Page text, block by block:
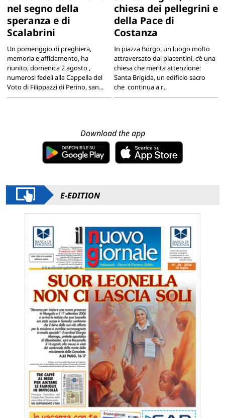
nel segno della
speranza e di
Scalabrini
Un pomeriggio di preghiera,
memoria e affidamento, ha
riunito, domenica 2 agosto ,
numerosi fedeli alla Cappella del
Voto di Filippazzi di Perino, san...
chiesa dei pellegrini e
della Pace di
Costanza
In piazza Borgo, un luogo molto
attraversato dai piacentini, c’è una
chiesa che merita attenzione:
Santa Brigida, un edificio sacro
che continua a r...
Download the app
E-EDITION